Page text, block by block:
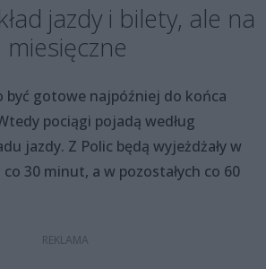
jazdy i bilety, ale na
być gotowe najpóźniej do końca
pociągi pojadą według
jazdy. Z Polic będą wyjeżdżały w
30 minut, a w pozostałych co 60